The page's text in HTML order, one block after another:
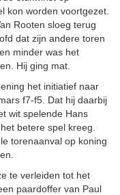
kon worden voortgezet.
Rooten sloeg terug
dat zijn andere toren
minder was het
Hij ging mat.
het initiatief naar
f7-f5. Dat hij daarbij
wit spelende Hans
betere spel kreeg.
torenaanval op koning
te verleiden tot het
paardoffer van Paul